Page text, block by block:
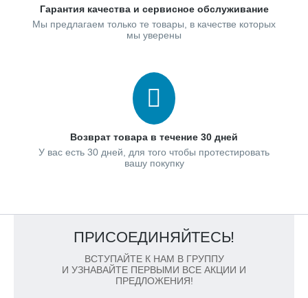
Гарантия качества и сервисное обслуживание
Мы предлагаем только те товары, в качестве которых
мы уверены
Возврат товара в течение 30 дней
У вас есть 30 дней, для того чтобы протестировать
вашу покупку
ПРИСОЕДИНЯЙТЕСЬ!
ВСТУПАЙТЕ К НАМ В ГРУППУ
И УЗНАВАЙТЕ ПЕРВЫМИ ВСЕ АКЦИИ И
ПРЕДЛОЖЕНИЯ!